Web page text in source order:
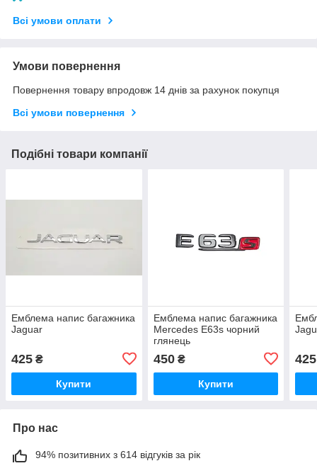
Всі умови оплати
Умови повернення
Повернення товару впродовж 14 днів за рахунок покупця
Всі умови повернення
Подібні товари компанії
Емблема напис багажника
Jaguar
425 ₴
Купити
Емблема напис багажника
Mercedes E63s чорний
глянець
450₴
Купити
425
Про нас
94% позитивних з 614 відгуків за рік